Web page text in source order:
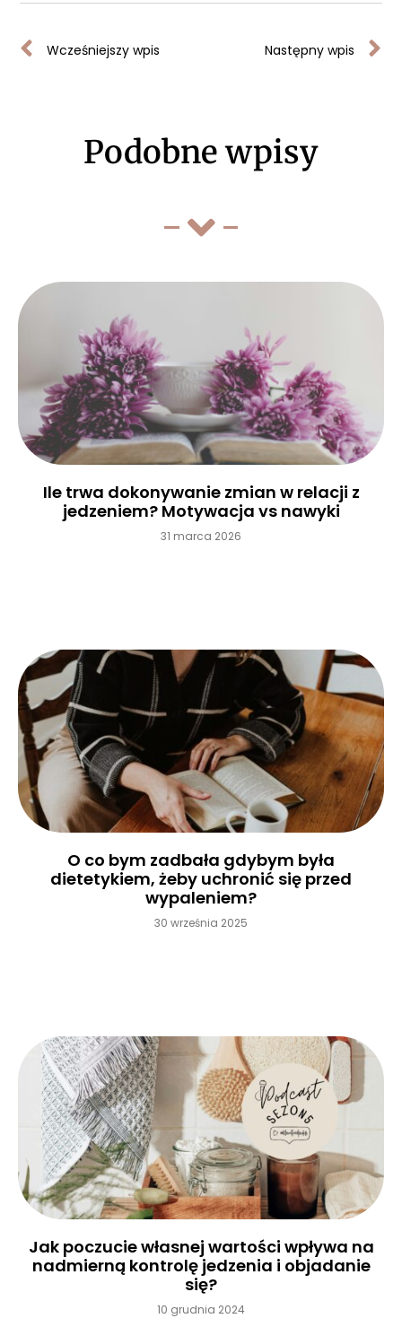
Wcześniejszy wpis Następny wpis
Podobne wpisy
Ile trwa dokonywanie zmian w relacji z
jedzeniem? Motywacja vs nawyki
31 marca 2026
O co bym zadbała gdybym była
dietetykiem, żeby uchronić się przed
wypaleniem?
30 września 2025
Jak poczucie własnej wartości wpływa na
nadmierną kontrolę jedzenia i objadanie
się?
10 grudnia 2024